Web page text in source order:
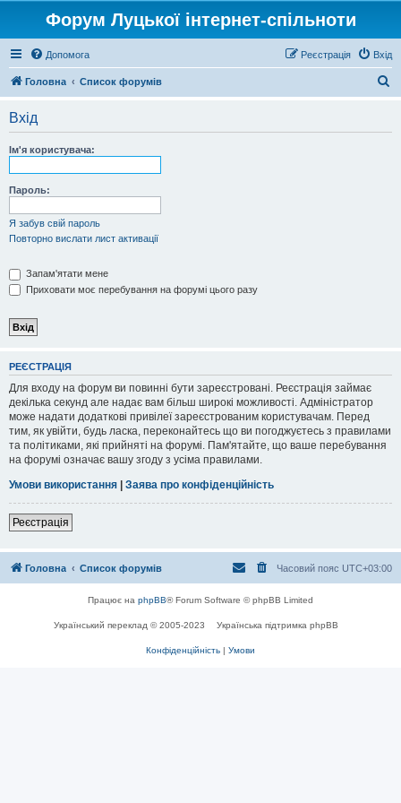
Форум Луцької інтернет-спільноти
Допомога Вхід
Реєстрація
Головна Список форумів
Вхід
Ім'я користувача:
Пароль:
Я забув свій пароль
Повторно вислати лист активації
Запам'ятати мене
Приховати моє перебування на форумі цього разу
РЕЄСТРАЦІЯ
Для входу на форум ви повинні бути зареєстровані. Реєстрація займає
декілька секунд але надає вам більш широкі можливості. Адміністратор
може надати додаткові привілеї зареєстрованим користувачам. Перед
тим, як увійти, будь ласка, переконайтесь що ви погоджуєтесь з правилами
та політиками, які прийняті на форумі. Пам'ятайте, що ваше перебування
на форумі означає вашу згоду з усіма правилами.
Умови використання | Заява про конфіденційність
Реєстрація
Головна Список форумів Часовий пояс UTC+03:00
Працює на phpBB® Forum Software © phpBB Limited
Український переклад © 2005-2023 Українська підтримка phpBB
Конфіденційність | Умови